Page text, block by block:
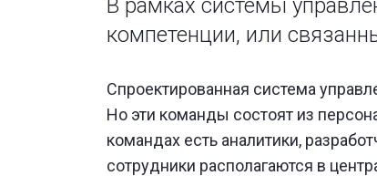
В рамках системы
компетенции, или
Спроектированная система
Но эти команды состоят из
командах есть аналитики,
сотрудники располагаются в